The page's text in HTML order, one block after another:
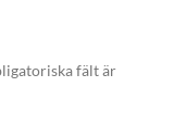
fält är